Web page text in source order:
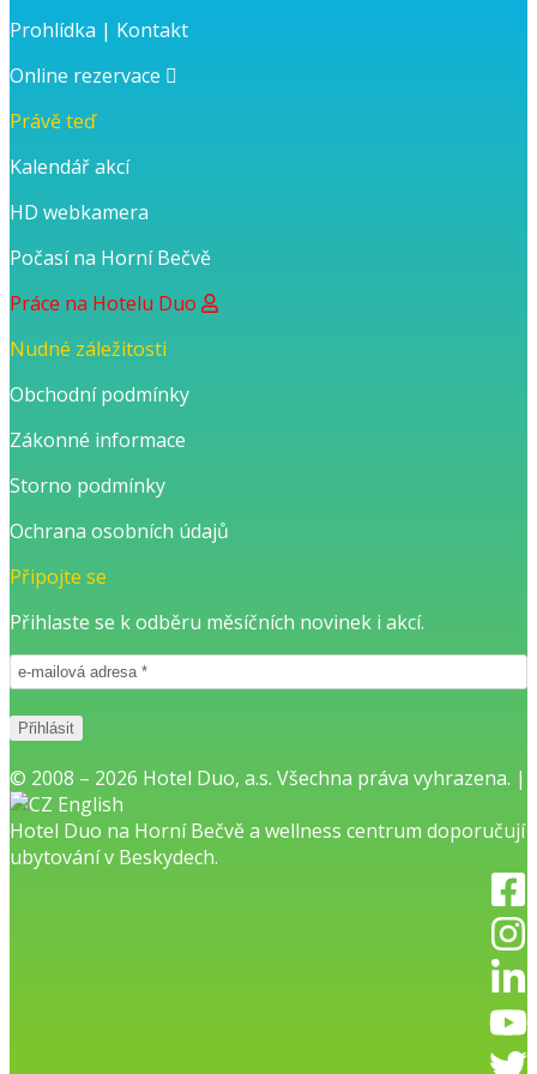
Prohlídka | Kontakt
Online rezervace
Právě teď
Kalendář akcí
HD webkamera
Počasí na Horní Bečvě
Práce na Hotelu Duo
Nudné záležitosti
Obchodní podmínky
Zákonné informace
Storno podmínky
Ochrana osobních údajů
Připojte se
Přihlaste se k odběru měsíčních novinek i akcí.
© 2008 – 2026 Hotel Duo, a.s. Všechna práva vyhrazena. |
English
Hotel Duo na Horní Bečvěa wellness centrum doporučují
ubytování v Beskydech.